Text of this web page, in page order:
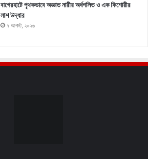
বাগেরহাটে পৃথকভাবে অজ্ঞাত নারীর অর্ধগলিত ও এক কিশোরীর
লাশ উদ্ধার
৭ আগস্ট, ২০২৬